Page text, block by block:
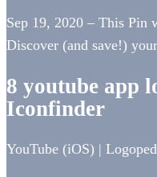
Sep 19, 2020 – This Pin
Discover (and save!)
8 youtube app
Iconfinder
YouTube (iOS) |